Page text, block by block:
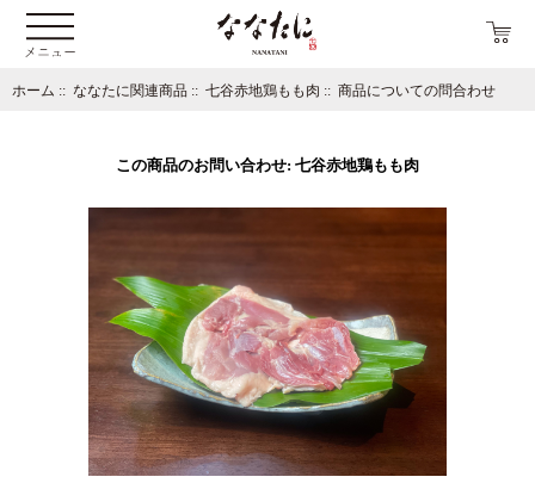
ホーム :: ななたに関連商品 :: 七谷赤地鶏もも肉 :: 商品についての問合わせ
この商品のお問い合わせ: 七谷赤地鶏もも肉